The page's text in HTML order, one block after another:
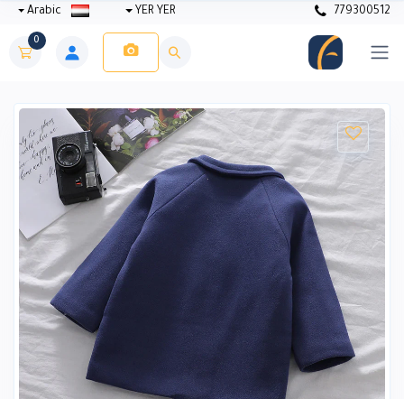
779300512
YER YER
0